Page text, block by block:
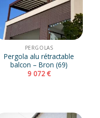
PERGOLAS
Pergola alu rétractable
balcon – Bron (69)
9 072€